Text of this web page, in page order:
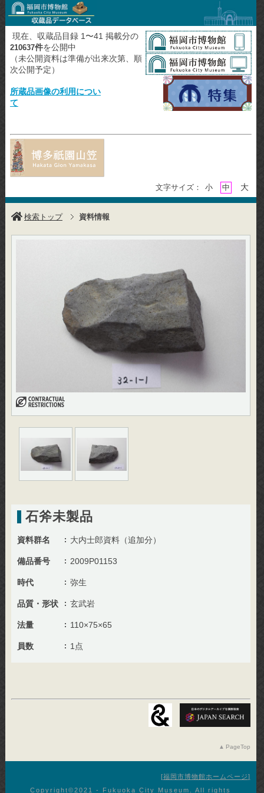
現在、収蔵品目録 1〜41 掲載分の
210637件を公開中
（未公開資料は準備が出来次第、順
次公開予定）
所蔵品画像の利用につい
て
文字サイズ： 小 中 大
検索トップ 資料情報
石斧未製品
資料群名 大内士郎資料（追加分）
備品番号 2009P01153
時代 弥生
品質・形状 玄武岩
法量 110×75×65
員数 1点
PageTop
福岡市博物館ホームページ
Copyright©︎2021 - Fukuoka City Museum. All rights